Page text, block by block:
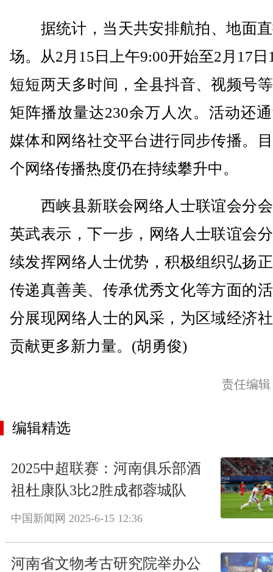
据统计，当天共安排航拍、地面直
场。从2月15日上午9:00开始至2月17日
短短两天多时间，全县抖音、视频号
矩阵播放量达230余万人次。活动还
媒体和网络社交平台进行同步传播。
个网络传播热度仍在持续攀升中。
西峡县新联会网络人士联谊会分
英武表示，下一步，网络人士联谊会
续发挥网络人士优势，积极组织弘扬
传递真善美、传承优秀文化等方面的
分展现网络人士的风采，为区域经济
贡献更多新力量。(胡勇俊)
责任编
编辑精选
2025中超联赛：河南俱乐部酒
祖杜康队3比2胜成都蓉城队
中国新闻网 2025-6-15 12:36
河南省文物考古研究院举办公